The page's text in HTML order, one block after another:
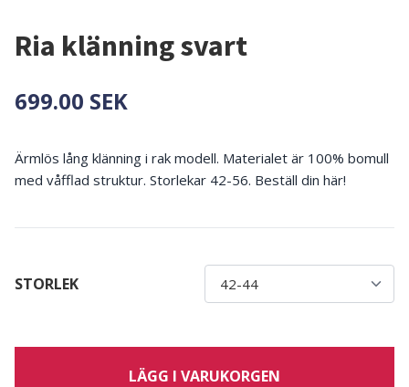
Ria klänning svart
699.00 SEK
Ärmlös lång klänning i rak modell. Materialet är 100% bomull
med våfflad struktur. Storlekar 42-56. Beställ din här!
STORLEK
LÄGG I VARUKORGEN